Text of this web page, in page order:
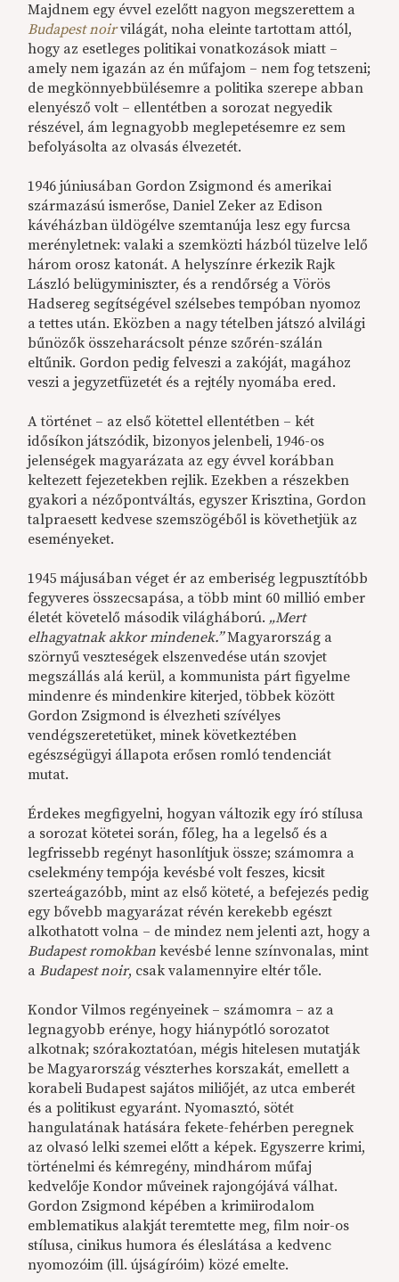
Majdnem egy évvel ezelőtt nagyon megszerettem a
Budapest noir világát, noha eleinte tartottam attól,
hogy az esetleges politikai vonatkozások miatt –
amely nem igazán az én műfajom – nem fog tetszeni;
de megkönnyebbülésemre a politika szerepe abban
elenyésző volt – ellentétben a sorozat negyedik
részével, ám legnagyobb meglepetésemre ez sem
befolyásolta az olvasás élvezetét.
1946 júniusában Gordon Zsigmond és amerikai
származású ismerőse, Daniel Zeker az Edison
kávéházban üldögélve szemtanúja lesz egy furcsa
merényletnek: valaki a szemközti házból tüzelve lelő
három orosz katonát. A helyszínre érkezik Rajk
László belügyminiszter, és a rendőrség a Vörös
Hadsereg segítségével szélsebes tempóban nyomoz
a tettes után. Eközben a nagy tételben játszó alvilági
bűnözők összeharácsolt pénze szőrén-szálán
eltűnik. Gordon pedig felveszi a zakóját, magához
veszi a jegyzetfüzetét és a rejtély nyomába ered.
A történet – az első kötettel ellentétben – két
idősíkon játszódik, bizonyos jelenbeli, 1946-os
jelenségek magyarázata az egy évvel korábban
keltezett fejezetekben rejlik. Ezekben a részekben
gyakori a nézőpontváltás, egyszer Krisztina, Gordon
talpraesett kedvese szemszögéből is követhetjük az
eseményeket.
1945 májusában véget ér az emberiség legpusztítóbb
fegyveres összecsapása, a több mint 60 millió ember
életét követelő második világháború. „Mert
elhagyatnak akkor mindenek.”Magyarország a
szörnyű veszteségek elszenvedése után szovjet
megszállás alá kerül, a kommunista pártfigyelme
mindenre és mindenkire kiterjed, többek között
Gordon Zsigmond is élvezheti szívélyes
vendégszeretetüket, minek következtében
egészségügyi állapota erősen romló tendenciát
mutat.
Érdekes megfigyelni, hogyan változik egy író stílusa
a sorozat kötetei során, főleg, ha a legelső és a
legfrissebb regényt hasonlítjuk össze; számomra a
cselekmény tempója kevésbé volt feszes, kicsit
szerteágazóbb, mint az első köteté, a befejezés pedig
egy bővebb magyarázat révén kerekebb egészt
alkothatott volna – de mindez nem jelenti azt, hogy a
Budapest romokban kevésbé lenne színvonalas, mint
aBudapest noir, csak valamennyire eltér tőle.
Kondor Vilmos regényeinek – számomra – az a
legnagyobb erénye, hogy hiánypótló sorozatot
alkotnak; szórakoztatóan, mégis hitelesen mutatják
be Magyarország vészterhes korszakát, emellett a
korabeli Budapest sajátos miliőjét, az utca emberét
és a politikust egyaránt. Nyomasztó, sötét
hangulatának hatására fekete-fehérben peregnek
az olvasó lelki szemei előtt a képek. Egyszerre krimi,
történelmi és kémregény, mindhárom műfaj
kedvelője Kondor műveinek rajongójává válhat.
Gordon Zsigmond képében a krimiirodalom
emblematikus alakját teremtette meg, film noir-os
stílusa, cinikus humora és éleslátása a kedvenc
nyomozóim (ill. újságíróim) közé emelte.